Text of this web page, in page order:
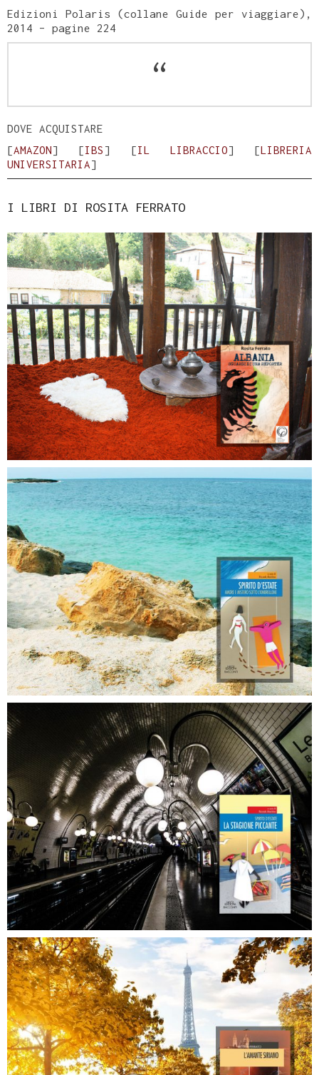
Edizioni Polaris (collane Guide per viaggiare),
2014 – pagine 224
DOVE ACQUISTARE
[AMAZON] [IBS ] [IL LIBRACCIO] [LIBRERIA
UNIVERSITARIA]
I LIBRI DI ROSITA FERRATO